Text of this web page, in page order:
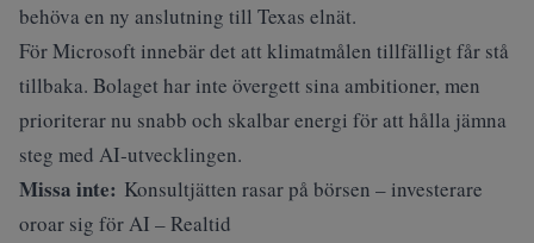
behöva en ny anslutning till Texas elnät.
För Microsoft innebär det att klimatmålen tillfälligt får stå
tillbaka. Bolaget har inte övergett sina ambitioner, men
prioriterar nu snabb och skalbar energi för att hålla jämna
steg med AI‑utvecklingen.
Missa inte: Konsultjätten rasar på börsen – investerare
oroar sig för AI – Realtid